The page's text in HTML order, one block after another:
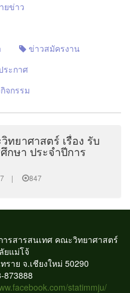
ยข่าว
ข่าวสมัครงาน
ระกาศ
จกรรม
ทยาศาสตร์ เรื่อง รับ
กษา ประจำปีการ
| 847
รสารสนเทศคณะวิทยาศาสตร์
ยแม่โจ้
าย จ.เชียงใหม่ 50290
873888
statimmju/